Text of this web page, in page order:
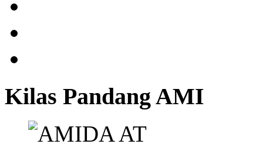
Kilas Pandang AMI